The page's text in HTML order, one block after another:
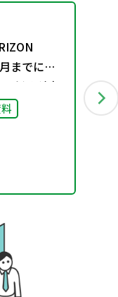
までに絶
新教科書